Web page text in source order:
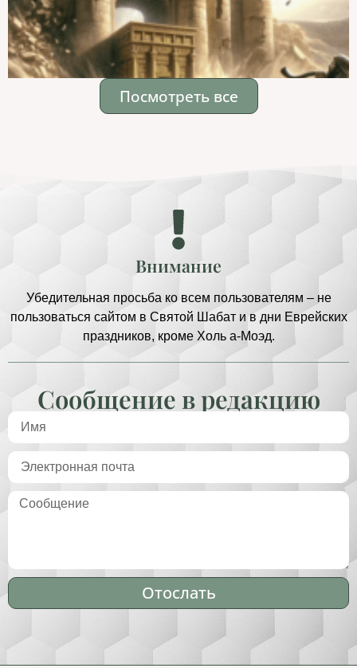
Посмотреть все
Внимание
Убедительная просьба ко всем пользователям – не
пользоваться сайтом в Святой Шабат и в дни Еврейских
праздников, кроме Холь а-Моэд.
Сообщение в редакцию
Отослать